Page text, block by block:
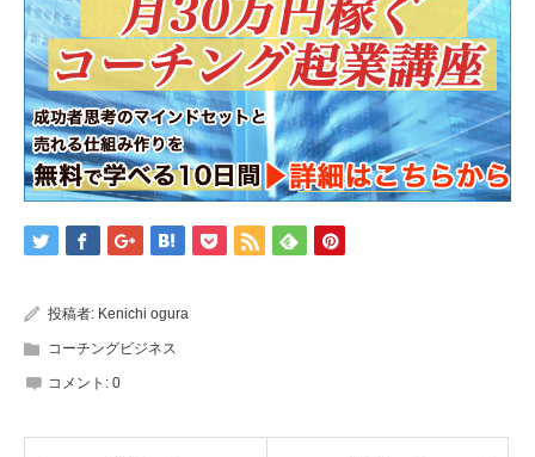
投稿者: Kenichi ogura
コーチングビジネス
コメント: 0